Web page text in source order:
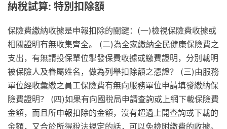
納稅試算: 特別扣除額
保險費繳納收據是申報扣除的關鍵：(一)檢視保險費收據或
相關證明有無收集齊全。 (二)為全家繳納全民健康保險費之
支出，有無請投保單位掣發保費收據或繳費證明，分別載明
被保險人及眷屬姓名，做為列舉扣除額之憑證？ (三)由服務
單位經收彙繳之員工保險費有無向服務單位申請填發繳納保
險費證明？ (四)如果有向國稅局申請查詢或上網下載保險費
金額，而且所申報扣除的金額，沒有超過上開查詢或下載的
金額，又合於所得稅法規定的話，可以免檢附繳費的收據。